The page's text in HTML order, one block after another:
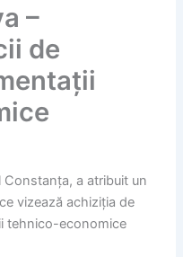
–
de
Constanța, a atribuit un
vizează achiziția de
tehnico-economice